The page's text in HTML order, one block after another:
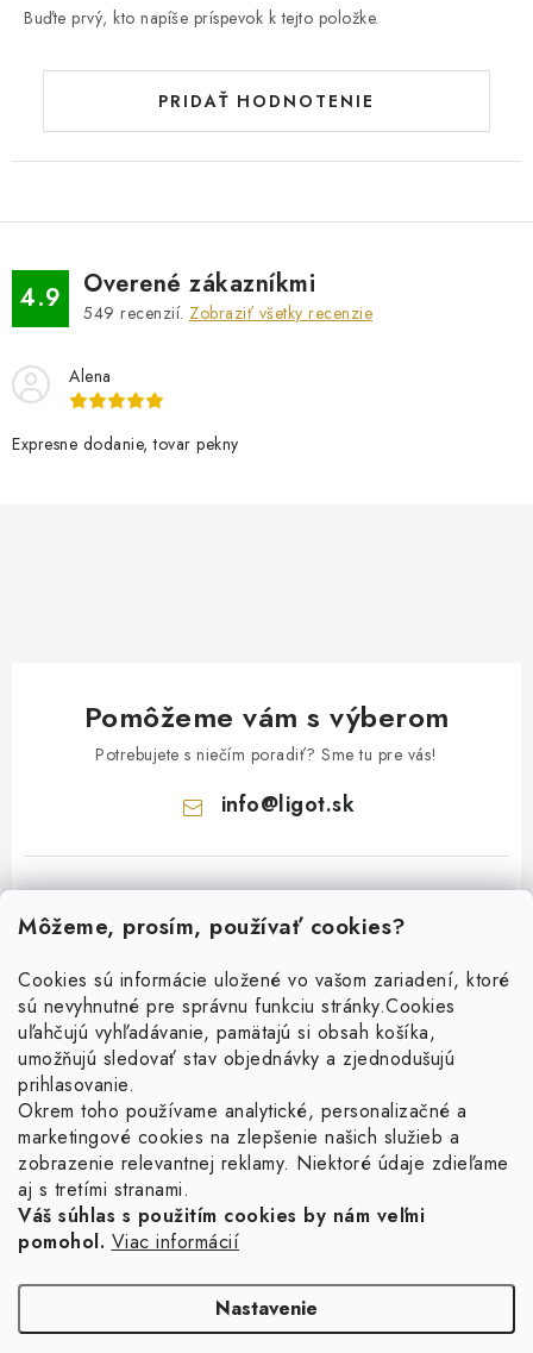
Môžeme, prosím, používať cookies?
Cookies sú informácie uložené vo vašom zariadení, ktoré
sú nevyhnutné pre správnu funkciu stránky.Cookies
uľahčujú vyhľadávanie, pamätajú si obsah košíka,
umožňujú sledovať stav objednávky a zjednodušujú
prihlasovanie.
Okrem toho používame analytické, personalizačné a
marketingové cookies na zlepšenie našich služieb a
zobrazenie relevantnej reklamy. Niektoré údaje zdieľame
aj s tretími stranami.
Váš súhlas s použitím cookies by nám veľmi
pomohol. Viac informácií
Nastavenie
Buďte prvý, kto napíše príspevok k tejto položke.
PRIDAŤ HODNOTENIE
4.9 Overené zákazníkmi
549 recenzií. Zobraziť všetky recenzie
Alena
Expresne dodanie, tovar pekny
Pomôžeme vám s výberom
Potrebujete s niečím poradiť? Sme tu pre vás!
info@ligot.sk
Facebook
Obľúbené šperky
Náušnice
Prstene
Náramky
Informácie pre vás